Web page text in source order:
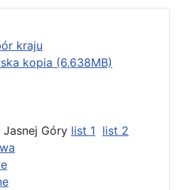
kraju
kopia (6,638MB)
Jasnej Góry list 1 list 2